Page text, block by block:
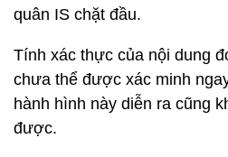
quân IS chặt đầu.
Tính xác thực của nội dung
chưa thể được xác minh
hành hình này diễn ra cũng
được.